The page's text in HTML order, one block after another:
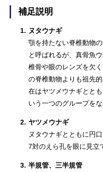
補足説明
1. ヌタウナギ
顎を持たない脊椎動物
と呼ばれるが、真骨魚
椎骨や眼のレンズを欠
の脊椎動物よりも祖先
在はヤツメウナギとと
いう一つのグループを
2. ヤツメウナギ
ヌタウナギとともに円
7対のえら孔を眼に見立
3. 半規管、三半規管